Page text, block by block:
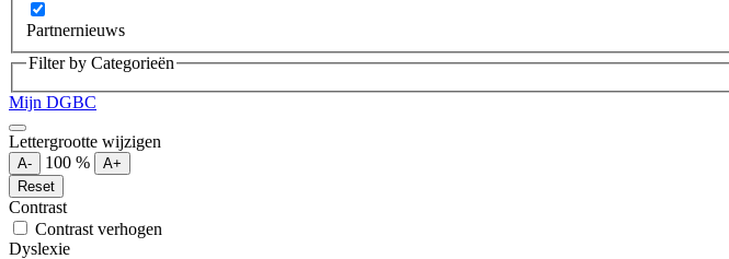
Partnernieuws
Filter by Categorieën
Mijn DGBC
Lettergrootte wijzigen
A- 100 %
A+
Reset
Contrast
Contrast verhogen
Dyslexie